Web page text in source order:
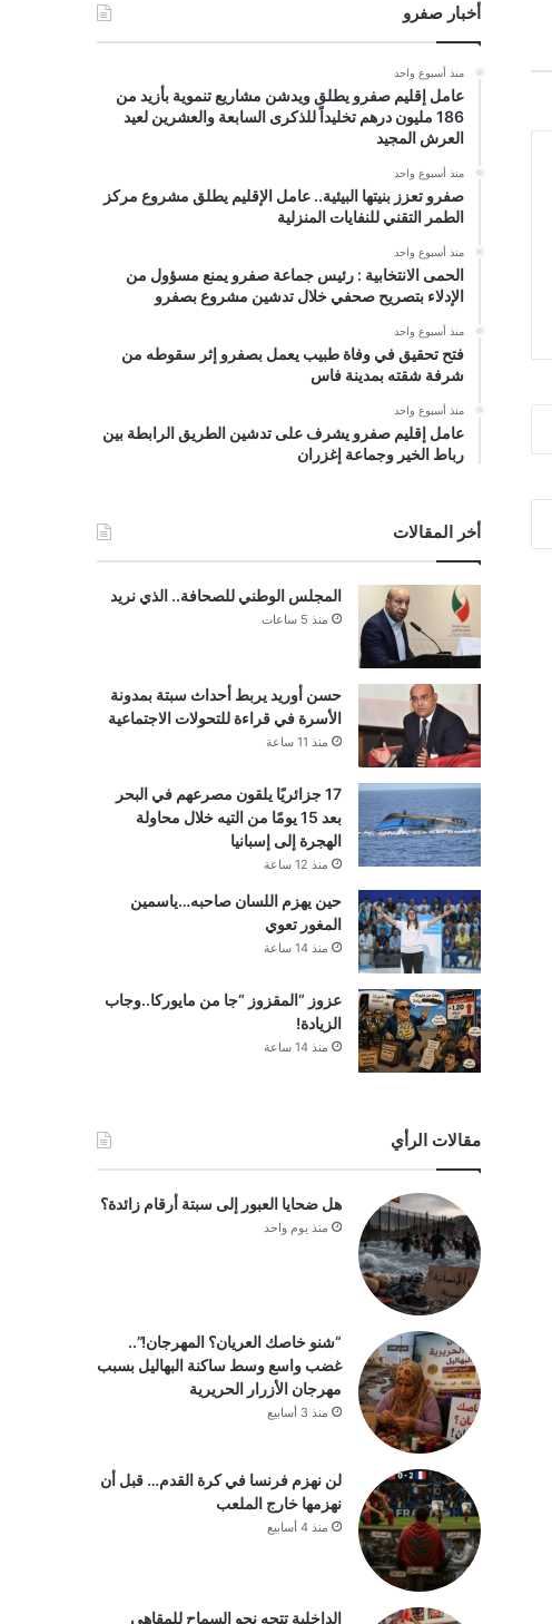
أخبار صفرو
منذ أسبوع واحد
عامل إقليم صفرو يطلق ويدشن مشاريع تنموية بأزيد من
186 مليون درهم تخليداً للذكرى السابعة والعشرين لعيد
العرش المجيد
منذ أسبوع واحد
صفرو تعزز بنيتها البيئية.. عامل الإقليم يطلق مشروع مركز
الطمر التقني للنفايات المنزلية
منذ أسبوع واحد
الحمى الانتخابية : رئيس جماعة صفرو يمنع مسؤول من
الإدلاء بتصريح صحفي خلال تدشين مشروع بصفرو
منذ أسبوع واحد
فتح تحقيق في وفاة طبيب يعمل بصفرو إثر سقوطه من
شرفة شقته بمدينة فاس
منذ أسبوع واحد
عامل إقليم صفرو يشرف على تدشين الطريق الرابطة بين
رباط الخير وجماعة إغزران
أخر المقالات
المجلس الوطني للصحافة.. الذي نريد
منذ 5 ساعات
حسن أوريد يربط أحداث سبتة بمدونة
الأسرة في قراءة للتحولات الاجتماعية
منذ 11 ساعة
17 جزائريًا يلقون مصرعهم في البحر
بعد 15 يومًا من التيه خلال محاولة
الهجرة إلى إسبانيا
منذ 12 ساعة
حين يهزم اللسان صاحبه…ياسمين
المغور تعوي
منذ 14 ساعة
عزوز “المقزوز “جا من مايوركا..وجاب
الزيادة!
منذ 14 ساعة
مقالات الرأي
هل ضحايا العبور إلى سبتة أرقام زائدة؟
منذ يوم واحد
“شنو خاصك العريان؟ المهرجان!”..
غضب واسع وسط ساكنة البهاليل بسبب
مهرجان الأزرار الحريرية
منذ 3 أسابيع
لن نهزم فرنسا في كرة القدم… قبل أن
نهزمها خارج الملعب
منذ 4 أسابيع
الداخلية تتجه نحو السماح للمقاهي